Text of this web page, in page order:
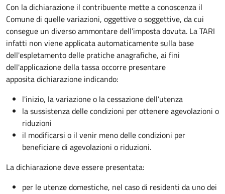
Con la dichiarazione il contribuente mette a conoscenza il
Comune di quelle variazioni, oggettive o soggettive, da cui
consegue un diverso ammontare dell’imposta dovuta. La TARI
infatti non viene applicata automaticamente sulla base
dell'espletamento delle pratiche anagrafiche, ai fini
dell'applicazione della tassa occorre presentare
apposita dichiarazione indicando:
l'inizio, la variazione o la cessazione dell’utenza
la sussistenza delle condizioni per ottenere agevolazioni o
riduzioni
il modificarsi o il venir meno delle condizioni per
beneficiare di agevolazioni o riduzioni.
La dichiarazione deve essere presentata:
per le utenze domestiche, nel caso di residenti da uno dei